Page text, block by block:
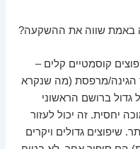
באמת שווה את ההשקעה?
קוסמטיים קלים –
הגינה/מרפסת (מה שנקרא
גדול ברושם הראשוני
יחסית. זה יכול לעזור
שיפוצים גדולים ויקרים